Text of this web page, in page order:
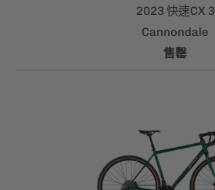
2023 快速CX 3
Cannondale
售罄